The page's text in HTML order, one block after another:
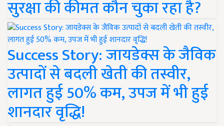
सुरक्षा की कीमत कौन चुका रहा है?
Success Story: जायडेक्स के जैविक
उत्पादों से बदली खेती की तस्वीर,
लागत हुई 50% कम, उपज में भी हुई
शानदार वृद्धि!